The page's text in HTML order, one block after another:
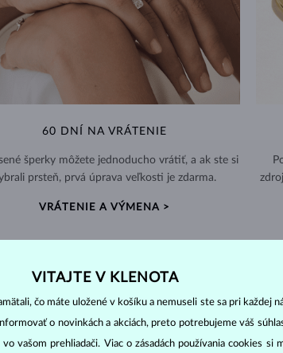
60 DNÍ NA VRÁTENIE
šperky môžete jednoducho vrátiť, a ak ste si
prsteň, prvá úprava veľkosti je zdarma.
VRÁTENIE A VÝMENA >
DIAMANTOVÉŠPERKY
tzv. 4C: výbrus (cut), čistota (clarity), farba (
VITAJTE V KLENOTA
čo máte uložené v košíku a nemuseli ste sa pri každej
o novinkách a akciách, preto potrebujeme váš
vašom prehliadači. Viac o zásadách používania cookies si